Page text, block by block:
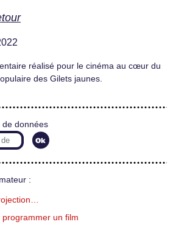
réalisé pour le cinéma au cœur du
des Gilets jaunes.
de données
:
un film